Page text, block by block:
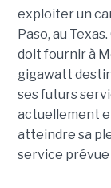
exploiter un
Paso, au
doit fournir à
gigawatt
ses futurs
actuellement
atteindre sa
service prévue